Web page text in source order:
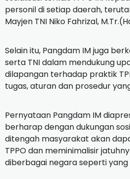
personil di setiap daerah,
Mayjen TNI Niko Fahrizal,
Selain itu, Pangdam IM juga
serta TNI dalam mendukung
dilapangan terhadap praktik
tugas, aturan dan prosedur
Pernyataan Pangdam IM
berharap dengan dukungan
ditengah masyarakat akan
TPPO dan meminimalisir
diberbagai negara seperti yang